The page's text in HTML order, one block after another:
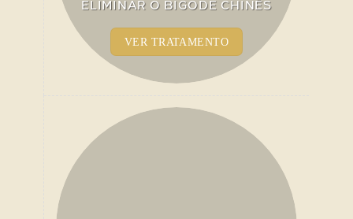
ELIMINAR O BIGODE CHINÊS
VER TRATAMENTO